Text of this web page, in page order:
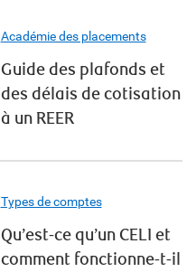
Académie des placements
Guide des plafonds et
des délais de cotisation
à un REER
Types de comptes
Qu’est-ce qu’un CELI et
comment fonctionne-t-il